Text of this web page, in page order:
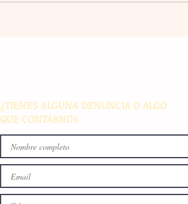
¿TIENES ALGUNA DENUNCIA O ALGO
QUE CONTARNOS